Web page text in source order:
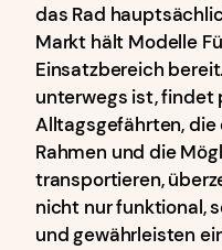
das Rad
Markt hält Modelle
Einsatzbereich
unterwegs ist, findet
Alltagsgefährten,
Rahmen und die
transportieren,
nicht nur funktional,
und gewährleisten